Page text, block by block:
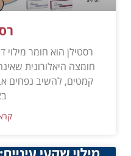
רסטילן הוא חומר מילוי
חומצה היאלורונית
קמטים, להשיב נפחים